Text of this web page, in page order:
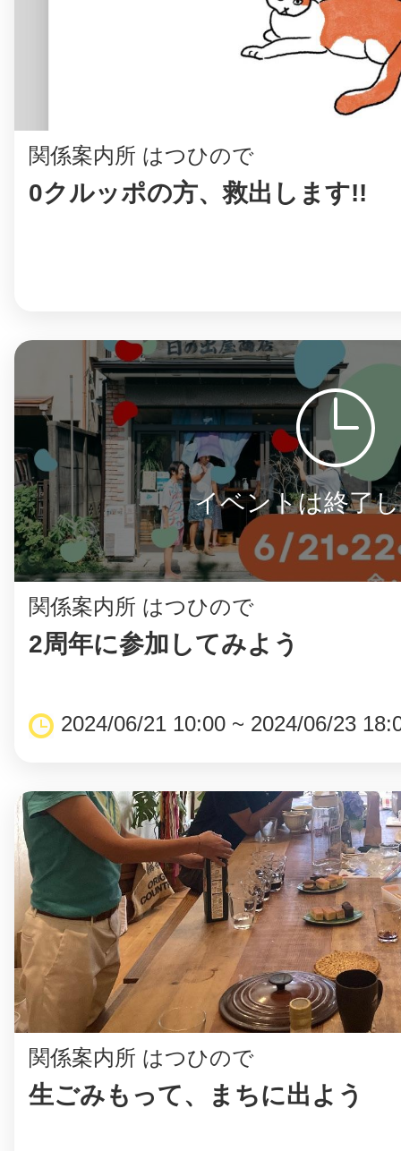
関係案内所 はつひので
0クルッポの方、救出します!!
イベントは終了
関係案内所 はつひので
2周年に参加してみよう
2024/06/21 10:00 ~ 2024/06/23
関係案内所 はつひので
生ごみもって、まちに出よう
日立
まちのコイン
お知らせ
ヘルプ
お問い合わせ
プライバシーポ
©︎ KAYAC Inc.All